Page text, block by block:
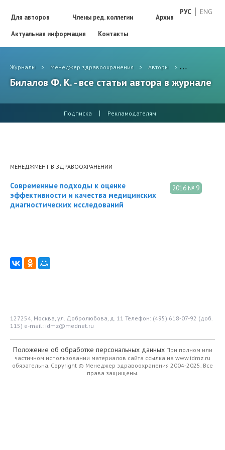
РУС ENG
Для авторов Члены ред. коллегии
Архив
Актуальная информация
Контакты
Журналы > Менеджер здравоохранения > Авторы > Билалов Ф. К.
Билалов Ф. К. - все статьи автора в журнале
Подписка | Рекламодателям
МЕНЕДЖМЕНТ В ЗДРАВООХРАНЕНИИ
2016 № 9
Современные подходы к оценке
эффективности и качества медицинских
диагностических исследований
127254, Москва, ул. Добролюбова, д. 11 Телефон: (495) 618-07-92 (доб.
115) e-mail: idmz@mednet.ru
Положение об обработке персональных данныхПри полном или
частичном использовании материалов сайта ссылка на www.idmz.ru
обязательна. Copyright © Менеджер здравоохранения 2004-2025. Все
права защищены.